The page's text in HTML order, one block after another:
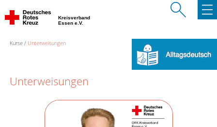
Kreisverband
Essen e.V.
Kurse Unterweisungen
Unterweisungen